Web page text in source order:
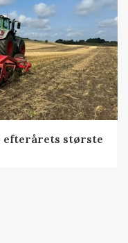
efterårets største